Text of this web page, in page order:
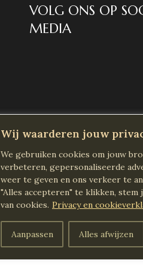
Wij waarderen jouw
We gebruiken cookies om jouw
verbeteren, gepersonaliseerde
weer te geven en ons verkeer te
"Alles accepteren" te klikken,
van cookies. Privacy en
Aanpassen Alles afwijzen
VOLG ONS OP
MEDIA